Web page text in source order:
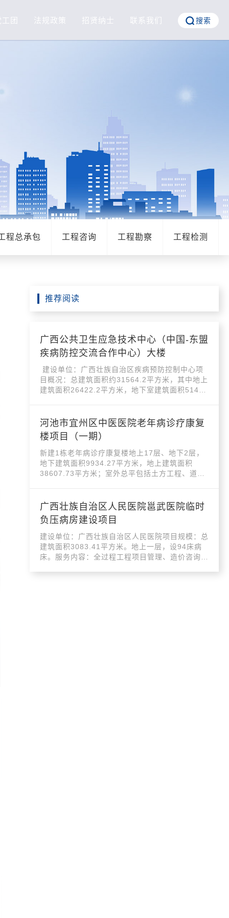
工团 法规政策 招贤纳士 联系我们 搜索
程总承包 工程咨询 工程勘察 工程检测
推荐阅读
广西公共卫生应急技术中心（中国-东盟
疾病防控交流合作中心）大楼
建设单位：广西壮族自治区疾病预防控制中心项
目概况：总建筑面积约31564.2平方米，其中地上
建筑面积26422.2平方米，地下室建筑面积5142
河池市宜州区中医医院老年病诊疗康复
楼项目（一期）
新建1栋老年病诊疗康复楼地上17层、地下2层，
地下建筑面积9934.27平方米，地上建筑面积
38607.73平方米；室外总平包括土方工程、道路
广西壮族自治区人民医院邕武医院临时
负压病房建设项目
建设单位：广西壮族自治区人民医院项目规模：总
建筑面积3083.41平方米。地上一层，设94床病
床。服务内容：全过程工程项目管理、造价咨询、